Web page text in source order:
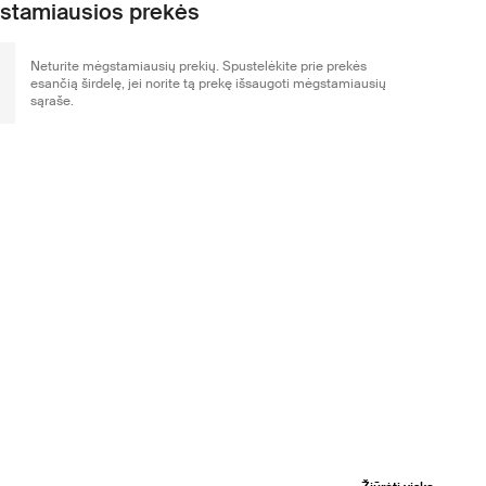
prekės
Neturite mėgstamiausių prekių. Spustelėkite prie prekės
esančią širdelę, jei norite tą prekę išsaugoti mėgstamiausių
sąraše.